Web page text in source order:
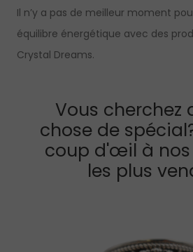
Il n’y a pas de meilleur moment
équilibre énergétique avec des
Crystal Dreams.
Vous cherchez
chose de
coup d'œil à
les plus